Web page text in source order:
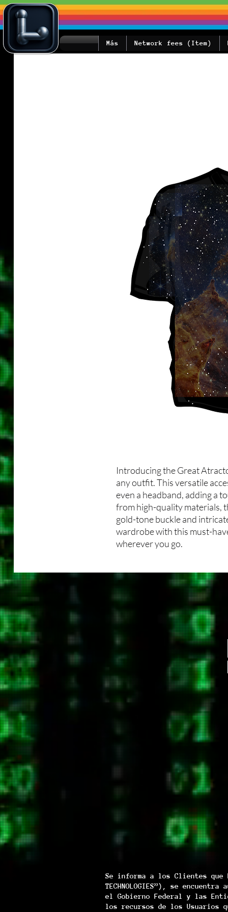
Network fees (Item)
Más
Introducing the Great
any outfit. This versatile
even a headband, adding a
from high-quality materials,
gold-tone buckle and
wardrobe with this must-
wherever you go.
Se informa a los Clientes que
TECHNOLOGIES”), se
el Gobierno Federal y las
los recursos de los Usuarios